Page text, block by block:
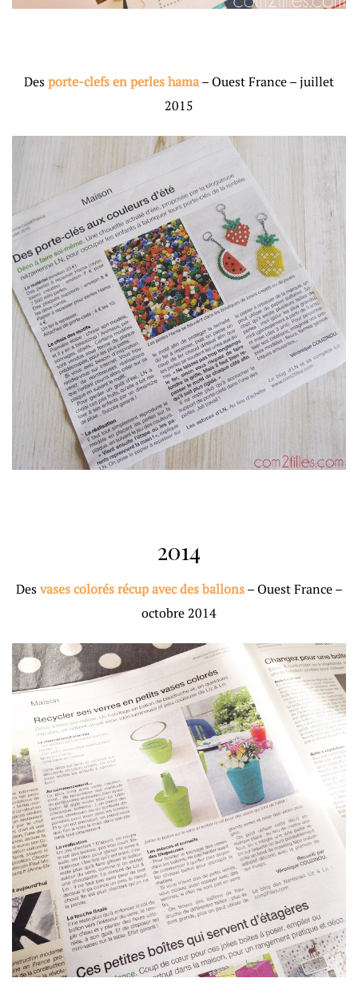
Desporte-clefs en perles hama– Ouest France – juillet
2015
2014
Desvases colorés récup avec des ballons– Ouest France –
octobre 2014